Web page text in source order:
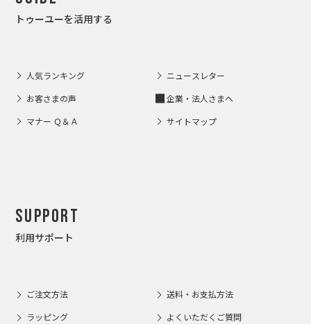
トゥーユーを活用する
人気ランキング ニュースレター
お客さまの声 企業・法人さまへ
マナー Ｑ＆Ａ サイトマップ
Support
利用サポート
ご注文方法 送料・お支払方法
ラッピング よくいただくご質問